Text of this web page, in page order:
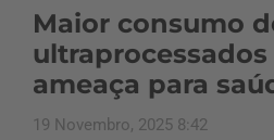
Maior consumo
ameaça para
19 Novembro, 2025 8:42